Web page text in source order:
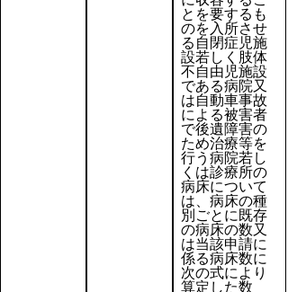
とを要するも
のを入所させ
る自閉症児施
設若しく肢体
不自由児施設
である病院又
は自動車事故
による被害者
で後遺障害の
ため治療等を
行う病院若し
くは診療所の
病床について
は、病床の種
別ごとに既存
の病床の数又
は当該申請に
係る病床数に
次の式により
算定した数